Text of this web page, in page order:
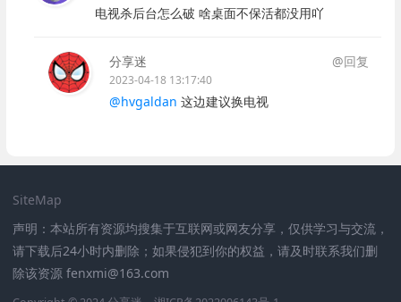
电视杀后台怎么破 啥桌面不保活都没用吖
分享迷 @回复
2023-04-18 13:17:40
@hvgaldan 这边建议换电视
SiteMap
声明：本站所有资源均搜集于互联网或网友分享，仅供学习与交流，
请下载后24小时内删除；如果侵犯到你的权益，请及时联系我们删
除该资源 fenxmi@163.com